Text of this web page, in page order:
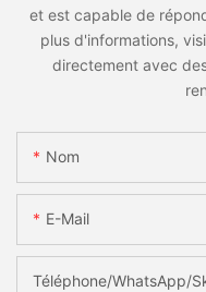
et est capable de
plus d'informations,
directement avec
Nom
E-Mail
Téléphone/WhatsApp/